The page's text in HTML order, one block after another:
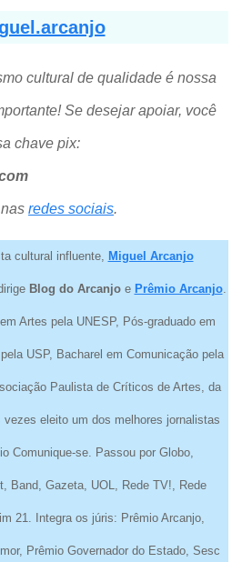
cultural de qualidade é nossa
Se desejar apoiar, você
chave pix:
redes sociais.
cultural influente, Miguel Arcanjo
Blog do Arcanjoe Prêmio Arcanjo.
Artes pela UNESP, Pós-graduado em
USP, Bacharel em Comunicação pela
Paulista de Críticos de Artes, da
eleito um dos melhores jornalistas
Comunique-se. Passou por Globo,
Band, Gazeta, UOL, Rede TV!, Rede
21. Integra os júris: Prêmio Arcanjo,
Prêmio Governador do Estado, Sesc